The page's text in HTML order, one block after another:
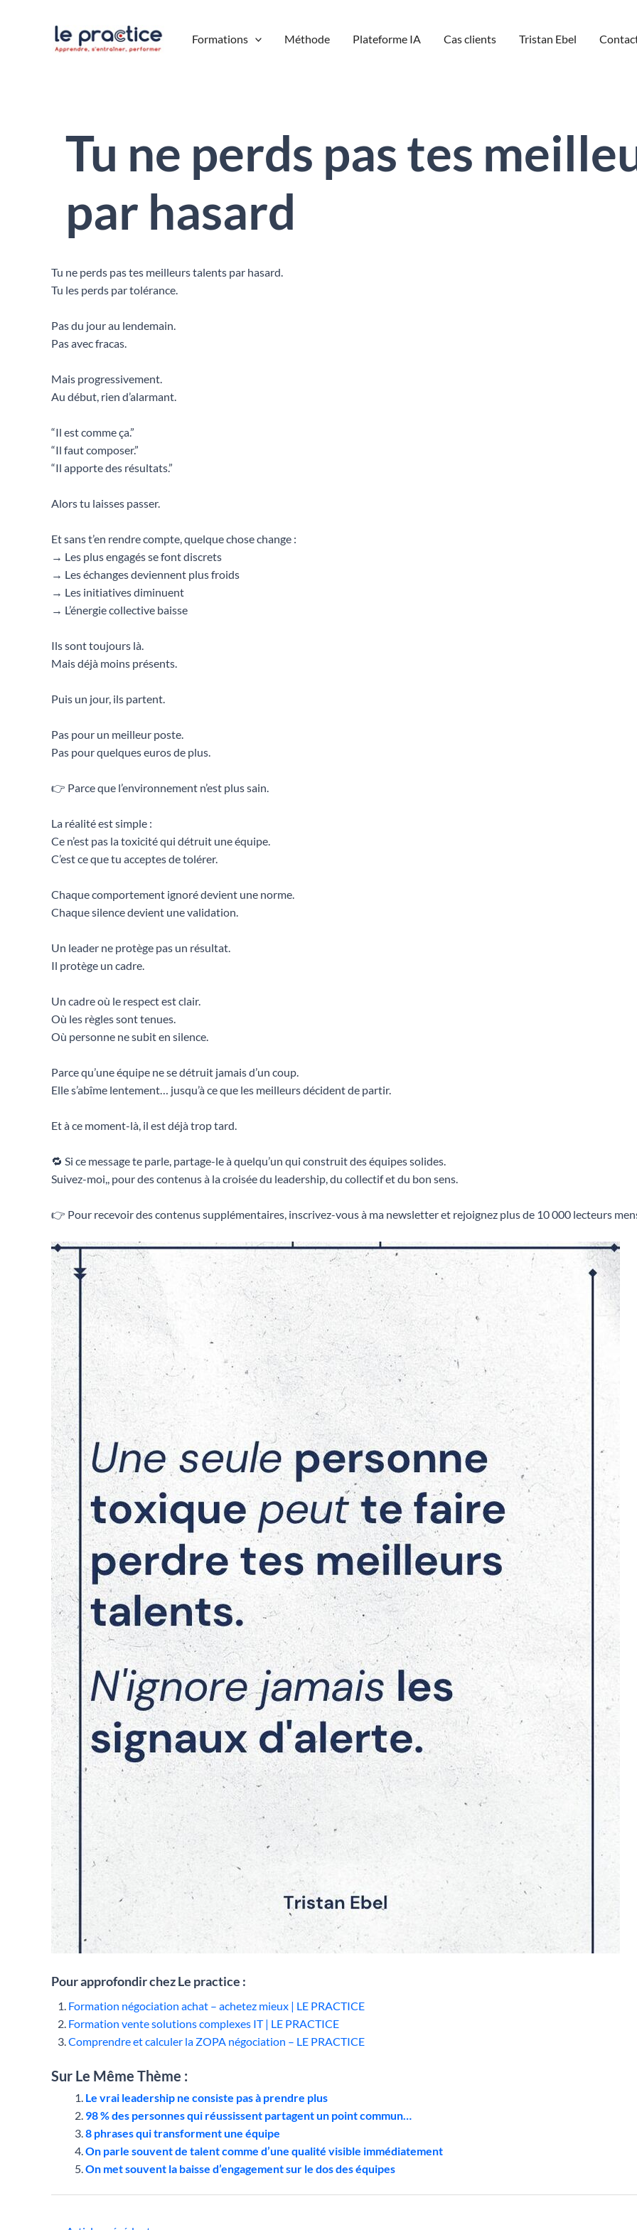
Formations Méthode Plateforme IA Cas clients Tristan Ebel
Tu ne perds pas tes
par hasard
Tu ne perds pas tes meilleurs talents par hasard.
Tu les perds par tolérance.
Pas du jour au lendemain.
Pas avec fracas.
Mais progressivement.
Au début, rien d’alarmant.
“Il est comme ça.”
“Il faut composer.”
“Il apporte des résultats.”
Alors tu laisses passer.
Et sans t’en rendre compte, quelque chose change :
→ Les plus engagés se font discrets
→ Les échanges deviennent plus froids
→ Les initiatives diminuent
→ L’énergie collective baisse
Ils sont toujours là.
Mais déjà moins présents.
Puis un jour, ils partent.
Pas pour un meilleur poste.
Pas pour quelques euros de plus.
👉 Parce que l’environnement n’est plus sain.
La réalité est simple :
Ce n’est pas la toxicité qui détruit une équipe.
C’est ce que tu acceptes de tolérer.
Chaque comportement ignoré devient une norme.
Chaque silence devient une validation.
Un leader ne protège pas un résultat.
Il protège un cadre.
Un cadre où le respect est clair.
Où les règles sont tenues.
Où personne ne subit en silence.
Parce qu’une équipe ne se détruit jamais d’un coup.
Elle s’abîme lentement… jusqu’à ce que les meilleurs décident de partir.
Et à ce moment-là, il est déjà trop tard.
🔁 Si ce message te parle, partage-le à quelqu’un qui construit des équipes solides.
Suivez-moi,, pour des contenus à la croisée du leadership, du collectif et du bon sens.
👉 Pour recevoir des contenus supplémentaires, inscrivez-vous à ma newsletter et rejoignez plus de 10 000 lecteurs
Pour approfondir chez Le practice :
Formation négociation achat – achetez mieux | LE PRACTICE
Formation vente solutions complexes IT | LE PRACTICE
Comprendre et calculer la ZOPA négociation – LE PRACTICE
Sur Le Même Thème :
Le vrai leadership ne consiste pas à prendre plus
98 % des personnes qui réussissent partagent un point commun…
8 phrases qui transforment une équipe
On parle souvent de talent comme d’une qualité visible immédiatement
On met souvent la baisse d’engagement sur le dos des équipes